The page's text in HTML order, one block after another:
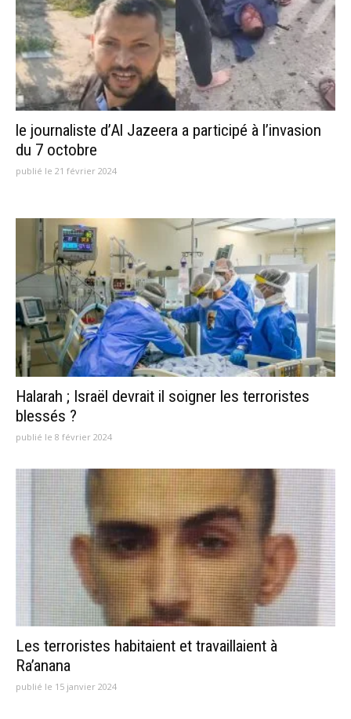
le journaliste d’Al Jazeera a participé à l’invasion
du 7 octobre
publié le 21 février 2024
Halarah ; Israël devrait il soigner les terroristes
blessés ?
publié le 8 février 2024
Les terroristes habitaient et travaillaient à
Ra’anana
publié le 15 janvier 2024